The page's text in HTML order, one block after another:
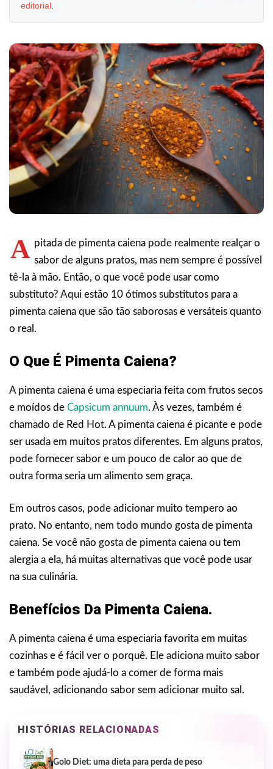
editorial
A pitada de pimenta caiena pode realmente realçar o
sabor de alguns pratos, mas nem sempre é possível
tê-la à mão. Então, o que você pode usar como
substituto? Aqui estão 10 ótimos substitutos para a
pimenta caiena que são tão saborosas e versáteis quanto
o real.
O Que É Pimenta Caiena?
A pimenta caiena é uma especiaria feita com frutos secos
e moídos de Capsicum annuum. Às vezes, também é
chamado de Red Hot. A pimenta caiena é picante e pode
ser usada em muitos pratos diferentes. Em alguns pratos,
pode fornecer sabor e um pouco de calor ao que de
outra forma seria um alimento sem graça.
Em outros casos, pode adicionar muito tempero ao
prato. No entanto, nem todo mundo gosta de pimenta
caiena. Se você não gosta de pimenta caiena ou tem
alergia a ela, há muitas alternativas que você pode usar
na sua culinária.
Benefícios Da Pimenta Caiena.
A pimenta caiena é uma especiaria favorita em muitas
cozinhas e é fácil ver o porquê. Ele adiciona muito sabor
e também pode ajudá-lo a comer de forma mais
saudável, adicionando sabor sem adicionar muito sal.
HISTÓRIAS RELACIONADAS
Golo Diet: uma dieta para perda de peso